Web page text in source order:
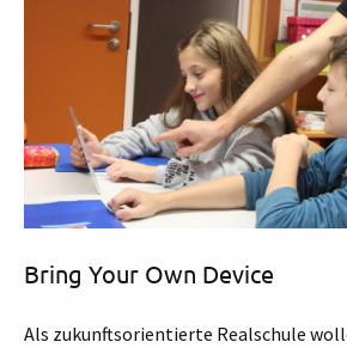
Bring Your Own Device
Als zukunftsorientierte Realschule